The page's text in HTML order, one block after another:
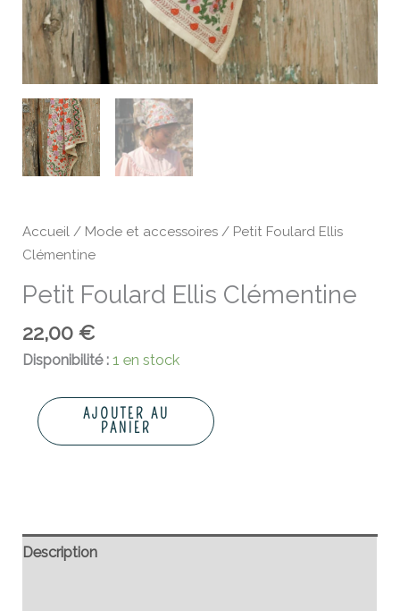
Accueil / Mode et accessoires / Petit Foulard Ellis
Clémentine
Petit Foulard Ellis Clémentine
22,00€
Disponibilité : 1 en stock
AJOUTER AU
PANIER
Description